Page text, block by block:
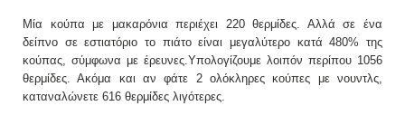
Μία κούπα με μακαρόνια περιέχει 220 θερμίδες. Αλλά σε ένα
δείπνο σε εστιατόριο το πιάτο είναι μεγαλύτερο κατά 480% της
κούπας, σύμφωνα με έρευνες.Υπολογίζουμε λοιπόν περίπου 1056
θερμίδες. Ακόμα και αν φάτε 2 ολόκληρες κούπες με νουντλς,
καταναλώνετε 616 θερμίδες λιγότερες.